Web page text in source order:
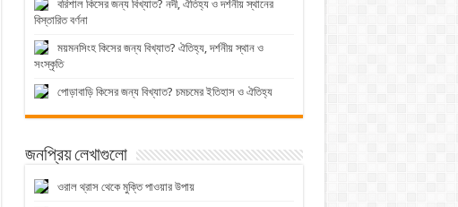
বরিশাল কিসের জন্য বিখ্যাত? নদী, ঐতিহ্য ও দর্শনীয় স্থানের
বিস্তারিত বর্ণনা
ময়মনসিংহ কিসের জন্য বিখ্যাত? ঐতিহ্য, দর্শনীয় স্থান ও
সংস্কৃতি
পোড়াবাড়ি কিসের জন্য বিখ্যাত? চমচমের ইতিহাস ও ঐতিহ্য
জনপ্রিয় লেখাগুলো
ওরাল থ্রাস থেকে মুক্তি পাওয়ার উপায়